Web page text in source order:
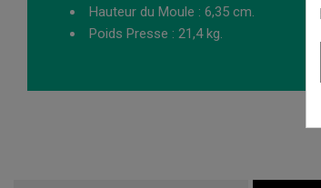
Hauteur du Moule : 6,35 cm.
Poids Presse : 21,4 kg.